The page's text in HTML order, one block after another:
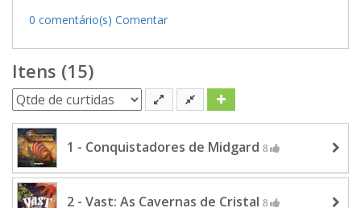
0 comentário(s) Comentar
Itens (15)
1 - Conquistadores de Midgard 8
2 - Vast: As Cavernas de Cristal 8